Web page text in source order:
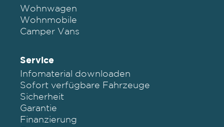
Wohnwagen
Wohnmobile
Camper Vans
Service
Infomaterial downloaden
Sofort verfügbare Fahrzeuge
Sicherheit
Garantie
Finanzierung